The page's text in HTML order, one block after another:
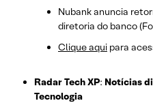
Nubank anuncia
diretoria do banco
Clique aqui para
Radar Tech XP: Notícias
Tecnologia